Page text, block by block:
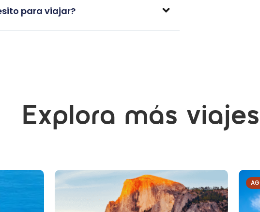
para viajar?
Explora más viajes